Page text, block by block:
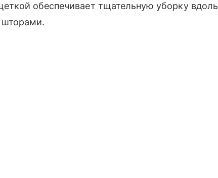
обеспечивает тщательную уборку вдоль
шторами.